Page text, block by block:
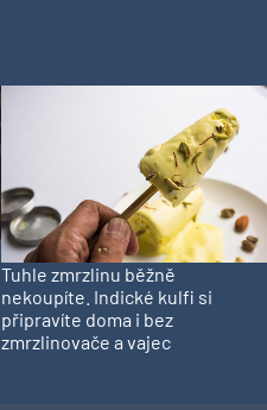
Tuhle zmrzlinu běžně
nekoupíte. Indické kulfi si
připravíte doma i bez
zmrzlinovače a vajec